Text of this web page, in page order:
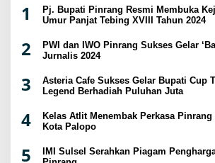
1
Pj. Bupati Pinrang Resmi Membuka
Umur Panjat Tebing XVIII Tahun 2024
2
PWI dan IWO Pinrang Sukses Gelar
Jurnalis 2024
3
Asteria Cafe Sukses Gelar Bupati Cup
Legend Berhadiah Puluhan Juta
4
Kelas Atlit Menembak Perkasa Pinrang
Kota Palopo
5
IMI Sulsel Serahkan Piagam